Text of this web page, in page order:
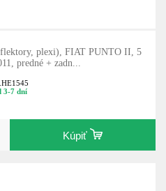
plexi), FIAT PUNTO II, 5
predné + zadn...
3-7 dní
Kúpiť